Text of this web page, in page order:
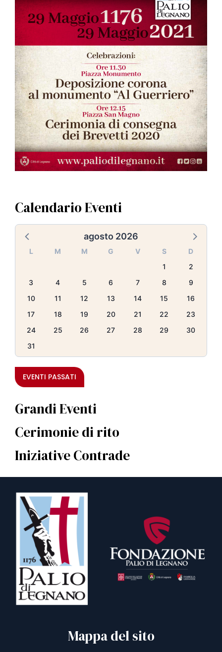
Calendario Eventi
agosto 2026
L M M G V S
D
1
2
3
4 5 6 7 8
9
10
11 12 13 14 15
16
17
18 19 20 21 22
23
24
25 26 27 28 29
30
31
EVENTI PASSATI
Grandi Eventi
Cerimonie di rito
Iniziative Contrade
Mappa del sito